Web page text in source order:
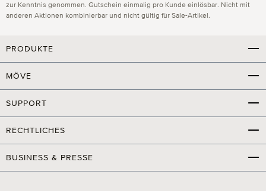
zur Kenntnis genommen. Gutschein einmalig pro Kunde einlösbar. Nicht mit
anderen Aktionen kombinierbar und nicht gültig für Sale-Artikel.
PRODUKTE
MÖVE
SUPPORT
RECHTLICHES
BUSINESS & PRESSE